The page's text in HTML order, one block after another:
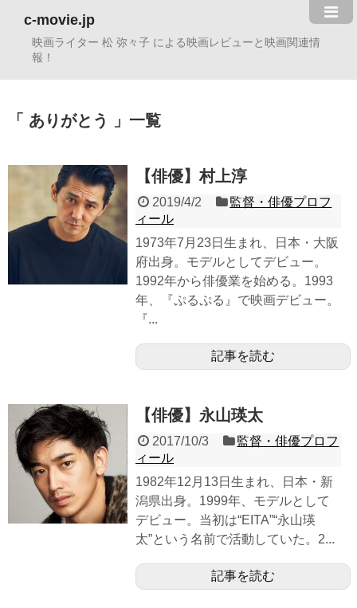
c-movie.jp
映画ライター 松 弥々子 による映画レビューと映画関連情
報！
ありがとう 一覧
【俳優】村上淳
2019/4/2
監督・俳優プロフ
ィール
1973年7月23日生まれ、日本・大阪
府出身。モデルとしてデビュー。
1992年から俳優業を始める。1993
年、『ぷるぷる』で映画デビュー。
『...
記事を読む
【俳優】永山瑛太
2017/10/3
監督・俳優プロフ
ィール
1982年12月13日生まれ、日本・新
潟県出身。1999年、モデルとして
デビュー。当初は“EITA”“永山瑛
太”という名前で活動していた。2...
記事を読む